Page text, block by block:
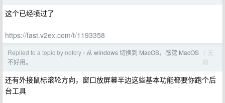
这个已经喷过了
https://fast.v2ex.com/t/1193358
Replied to a topic by notcry › 从 windows 切换到 MacOS，感觉 MacOS
不好用。
1 天
前
还有外接鼠标滚轮方向，窗口放屏幕半边这些基本功能都要你跑个后
台工具